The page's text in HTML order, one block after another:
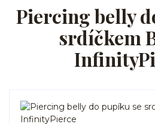
Piercing belly
srdíčkem